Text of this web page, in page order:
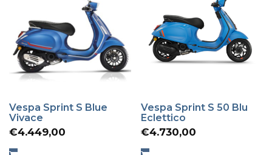
Vespa Sprint S Blue
Vivace
€4.449,00
Vespa Sprint S 50 Blu
Eclettico
€4.730,00